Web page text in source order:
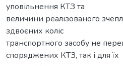
уповільнення КТЗ та
величини реалізованого
здвоєних коліс
транспортного засобу не
споряджених КТЗ, так і для їх